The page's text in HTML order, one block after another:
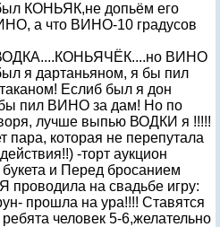
КОНЬЯК,не допьём его
а что ВИНО-10 градусов
ВИНО
я дартаньяном, я бы пил
Еслиб был я дон
пил ВИНО за дам! Но по
лучше выпью ВОДКИ я !!!!!
пара, которая не перепутала
-торт аукцион
и Перед бросанием
проводила на свадьбе игру:
прошла на ура!!!! Ставятся
человек 5-6,желательно